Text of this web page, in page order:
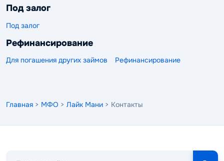
Под залог
Под залог
Рефинансирование
Для погашения других займов Рефинансирование
Главная > МФО > Лайк Мани > Контакты